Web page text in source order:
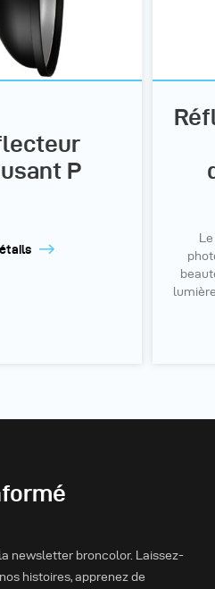
P
newsletter broncolor. Laissez-
histoires, apprenez de